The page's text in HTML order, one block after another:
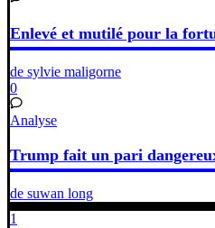
Enlevé et mutilé pour la
de sylvie maligorne
0
Analyse
Trump fait un pari
de suwan long
1